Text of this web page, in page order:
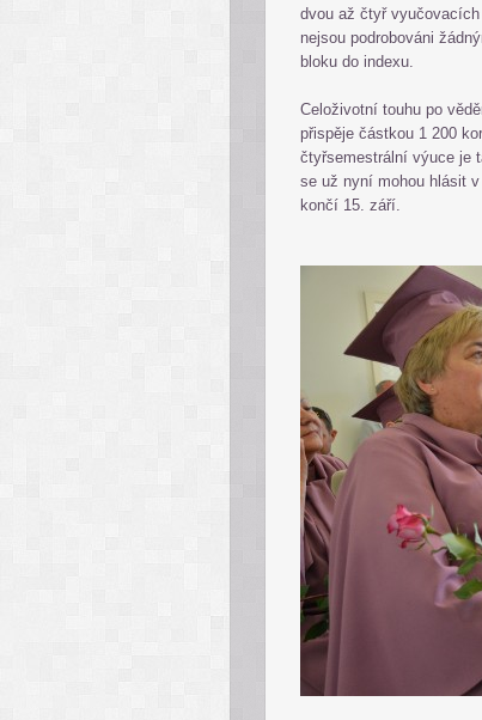
dvou až čtyř
nejsou podrobováni
bloku do indexu.
Celoživotní touhu po
přispěje částkou 1 200
čtyřsemestrální výuce je
se už nyní mohou hlásit
končí 15. září.